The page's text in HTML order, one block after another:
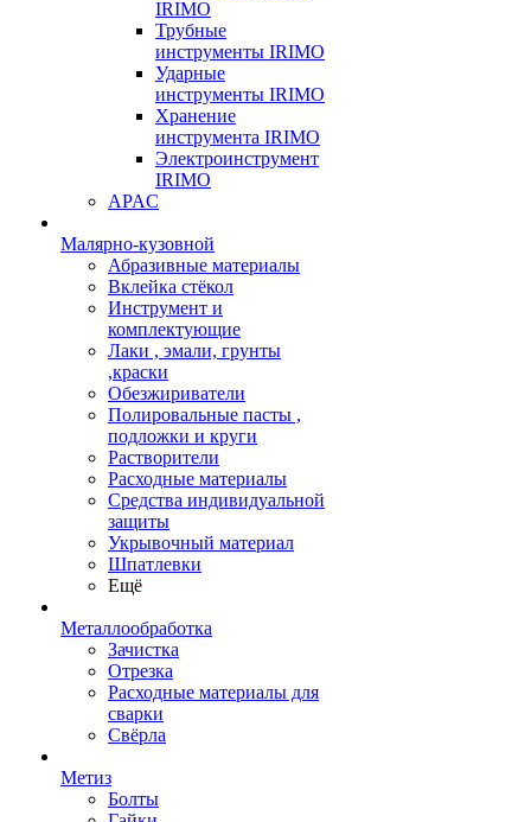
IRIMO
Трубные
инструменты IRIMO
Ударные
инструменты IRIMO
Хранение
инструмента IRIMO
Электроинструмент
IRIMO
APAC
Малярно-кузовной
Абразивные материалы
Вклейка стёкол
Инструмент и
комплектующие
Лаки , эмали, грунты
,краски
Обезжириватели
Полировальные пасты ,
подложки и круги
Растворители
Расходные материалы
Средства индивидуальной
защиты
Укрывочный материал
Шпатлевки
Ещё
Металлообработка
Зачистка
Отрезка
Расходные материалы для
сварки
Свёрла
Метиз
Болты